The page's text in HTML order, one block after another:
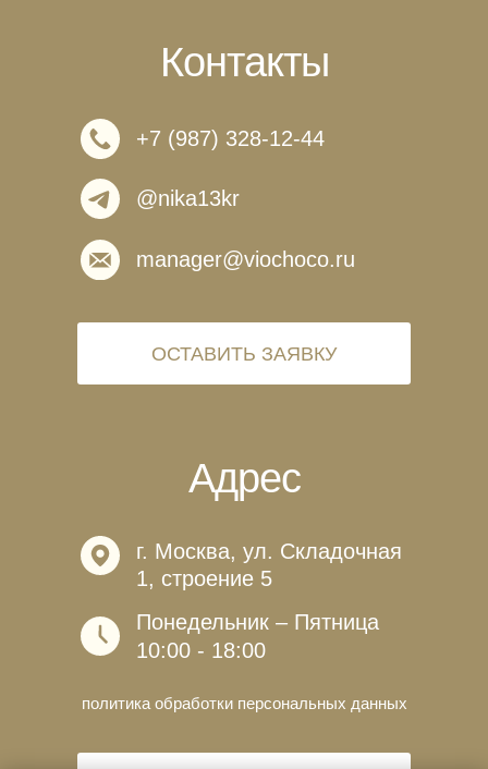
Контакты
Адрес
+7 (987) 328-12-44
@nika13kr
manager@viochoco.ru
политика обработки персональных данных
ОСТАВИТЬ ЗАЯВКУ
г. Москва, ул. Складочная
1, строение 5
Понедельник – Пятница
10:00 - 18:00